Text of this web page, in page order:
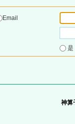
Email
神算